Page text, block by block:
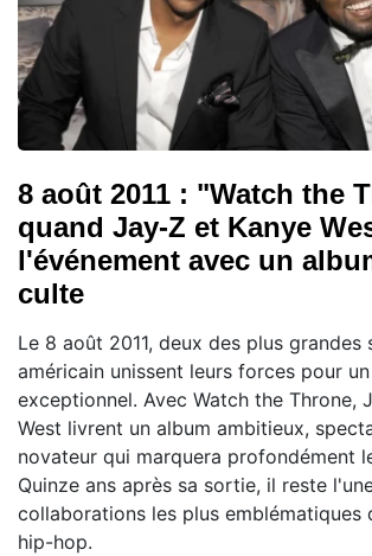
8 août 2011 : "Watch the
quand Jay-Z et Kanye
l'événement avec un
culte
Le 8 août 2011, deux des plus grandes
américain unissent leurs forces pour
exceptionnel. Avec Watch the Throne,
West livrent un album ambitieux,
novateur qui marquera profondément
Quinze ans après sa sortie, il reste
collaborations les plus emblématiques
hip-hop.